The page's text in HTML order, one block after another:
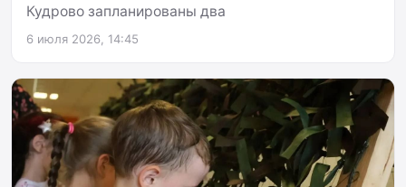
Кудрово запланированы два
6 июля 2026, 14:45